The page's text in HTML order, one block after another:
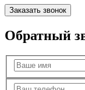
Заказать звонок
Обратный